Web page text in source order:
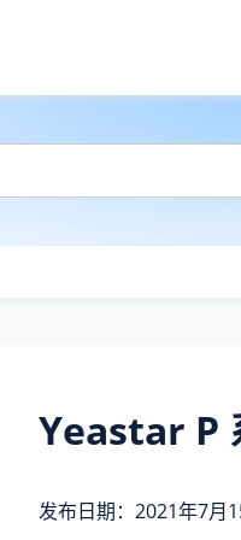
Yeastar P
发布日期：2021年7月